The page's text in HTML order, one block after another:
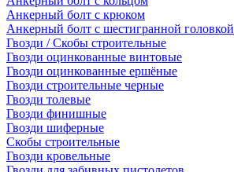
Анкерный болт с крюком
Анкерный болт с шестигранной головкой
Гвозди / Скобы строительные
Гвозди оцинкованные винтовые
Гвозди оцинкованные ершёные
Гвозди строительные черные
Гвозди толевые
Гвозди финишные
Гвозди шиферные
Скобы строительные
Гвозди кровельные